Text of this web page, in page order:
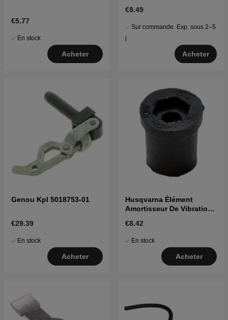
€5.77
En stock
Acheter
€9.49
Sur commande. Exp. sous 2–5
j
Acheter
Genou Kpl 5018753-01
€29.39
En stock
Acheter
Husqvarna Élément
Amortisseur De Vibrations
€8.42
En stock
Acheter